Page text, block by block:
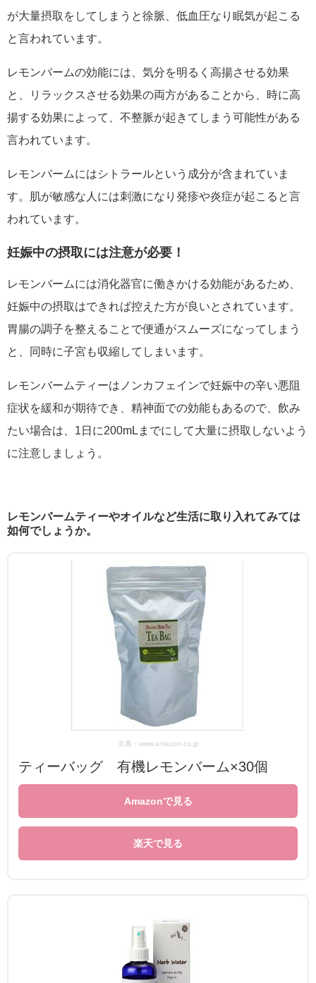
が大量摂取をしてしまうと徐脈、低血圧なり眠気が起こる
と言われています。
レモンバームの効能には、気分を明るく高揚させる効果
と、リラックスさせる効果の両方があることから、時に高
揚する効果によって、不整脈が起きてしまう可能性がある
言われています。
レモンバームにはシトラールという成分が含まれていま
す。肌が敏感な人には刺激になり発疹や炎症が起こると言
われています。
妊娠中の摂取には注意が必要！
レモンバームには消化器官に働きかける効能があるため、
妊娠中の摂取はできれば控えた方が良いとされています。
胃腸の調子を整えることで便通がスムーズになってしまう
と、同時に子宮も収縮してしまいます。
レモンバームティーはノンカフェインで妊娠中の辛い悪阻
症状を緩和が期待でき、精神面での効能もあるので、飲み
たい場合は、1日に200mLまでにして大量に摂取しないよう
に注意しましょう。
レモンバームティーやオイルなど生活に取り入れてみては
如何でしょうか。
出典：www.amazon.co.jp
ティーバッグ 有機レモンバーム×30個
Amazonで見る
楽天で見る